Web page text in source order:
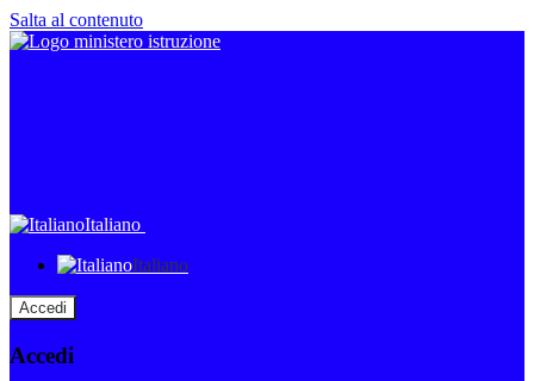
Salta al contenuto
Italiano
Italiano
Accedi
Accedi